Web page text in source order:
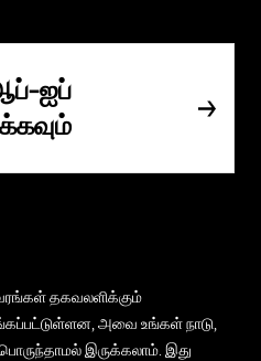
ஐப்
தகவலளிக்கும்
அவை உங்கள் நாடு,
பொருந்தாமல் இருக்கலாம். இது